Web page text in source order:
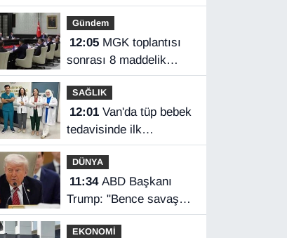
Vanspor – Kayserispor
maçı hangi kanalda,
saat kaçta?
Gündem
12:05MGK toplantısı
sonrası 8 maddelik
açıklama
SAĞLIK
12:01Van'da tüp bebek
tedavisinde ilk
gebelikler başladı
DÜNYA
11:34ABD Başkanı
Trump: "Bence savaş
çok yakında bitecek"
EKONOMİ